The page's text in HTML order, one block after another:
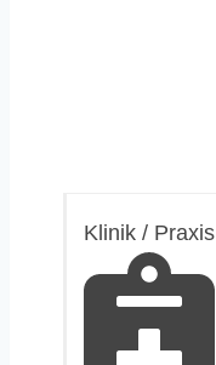
Klinik / Praxis